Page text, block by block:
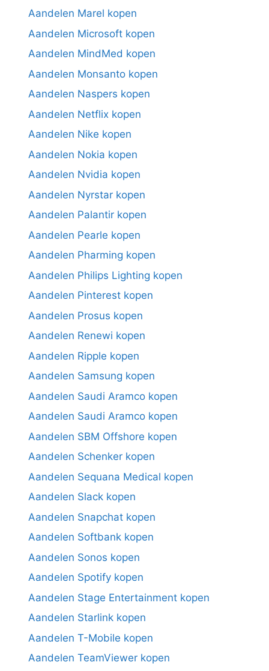
Aandelen Marel kopen
Aandelen Microsoft kopen
Aandelen MindMed kopen
Aandelen Monsanto kopen
Aandelen Naspers kopen
Aandelen Netflix kopen
Aandelen Nike kopen
Aandelen Nokia kopen
Aandelen Nvidia kopen
Aandelen Nyrstar kopen
Aandelen Palantir kopen
Aandelen Pearle kopen
Aandelen Pharming kopen
Aandelen Philips Lighting kopen
Aandelen Pinterest kopen
Aandelen Prosus kopen
Aandelen Renewi kopen
Aandelen Ripple kopen
Aandelen Samsung kopen
Aandelen Saudi Aramco kopen
Aandelen Saudi Aramco kopen
Aandelen SBM Offshore kopen
Aandelen Schenker kopen
Aandelen Sequana Medical kopen
Aandelen Slack kopen
Aandelen Snapchat kopen
Aandelen Softbank kopen
Aandelen Sonos kopen
Aandelen Spotify kopen
Aandelen Stage Entertainment kopen
Aandelen Starlink kopen
Aandelen T-Mobile kopen
Aandelen TeamViewer kopen